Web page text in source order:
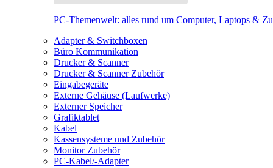
PC-Themenwelt: alles rund um Computer, Laptops &
Adapter & Switchboxen
Büro Kommunikation
Drucker & Scanner
Drucker & Scanner Zubehör
Eingabegeräte
Externe Gehäuse (Laufwerke)
Externer Speicher
Grafiktablet
Kabel
Kassensysteme und Zubehör
Monitor Zubehör
PC-Kabel/-Adapter